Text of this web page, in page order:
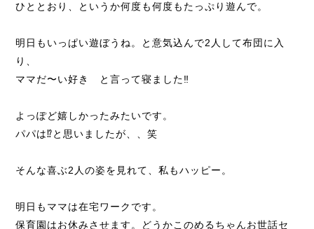
ひととおり、というか何度も何度もたっぷり遊んで。
明日もいっぱい遊ぼうね。と意気込んで2人して布団に入
り、
ママだ〜い好き と言って寝ました‼️
よっぽど嬉しかったみたいです。
パパは⁉️と思いましたが、、笑
そんな喜ぶ2人の姿を見れて、私もハッピー。
明日もママは在宅ワークです。
保育園はお休みさせます。どうかこのめるちゃんお世話セ